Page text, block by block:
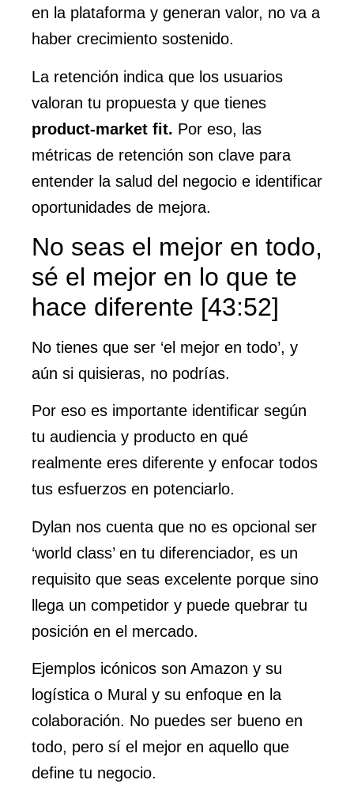
en la plataforma y generan valor, no va a
haber crecimiento sostenido.
La retención indica que los usuarios
valoran tu propuesta y que tienes
product-market fit. Por eso, las
métricas de retención son clave para
entender la salud del negocio e identificar
oportunidades de mejora.
No seas el mejor en todo,
sé el mejor en lo que te
hace diferente [43:52]
No tienes que ser ‘el mejor en todo’, y
aún si quisieras, no podrías.
Por eso es importante identificar según
tu audiencia y producto en qué
realmente eres diferente y enfocar todos
tus esfuerzos en potenciarlo.
Dylan nos cuenta que no es opcional ser
‘world class’ en tu diferenciador, es un
requisito que seas excelente porque sino
llega un competidor y puede quebrar tu
posición en el mercado.
Ejemplos icónicos son Amazon y su
logística o Mural y su enfoque en la
colaboración. No puedes ser bueno en
todo, pero sí el mejor en aquello que
define tu negocio.